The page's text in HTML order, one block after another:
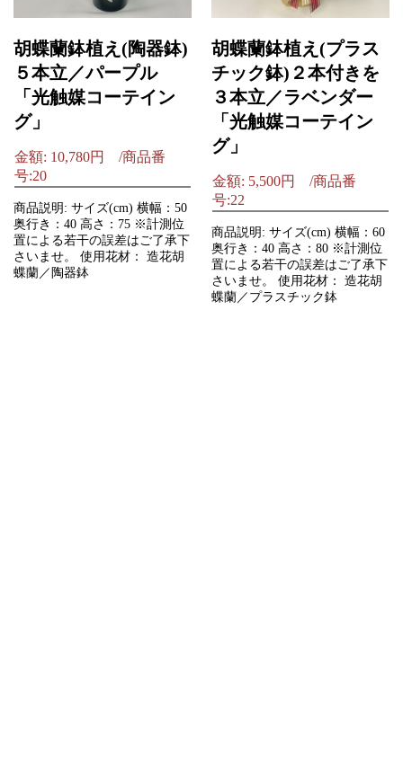
胡蝶蘭鉢植え(陶器鉢)
５本立／パープル
「光触媒コーテイン
グ」
金額: 10,780円 /商品番
号:20
商品説明: サイズ(cm) 横幅：50
奥行き：40 高さ：75 ※計測位
置による若干の誤差はご了承下
さいませ。 使用花材： 造花胡
蝶蘭／陶器鉢
胡蝶蘭鉢植え(プラス
チック鉢)２本付きを
３本立／ラベンダー
「光触媒コーテイン
グ」
金額: 5,500円 /商品番
号:22
商品説明: サイズ(cm) 横幅：60
奥行き：40 高さ：80 ※計測位
置による若干の誤差はご了承下
さいませ。 使用花材： 造花胡
蝶蘭／プラスチック鉢